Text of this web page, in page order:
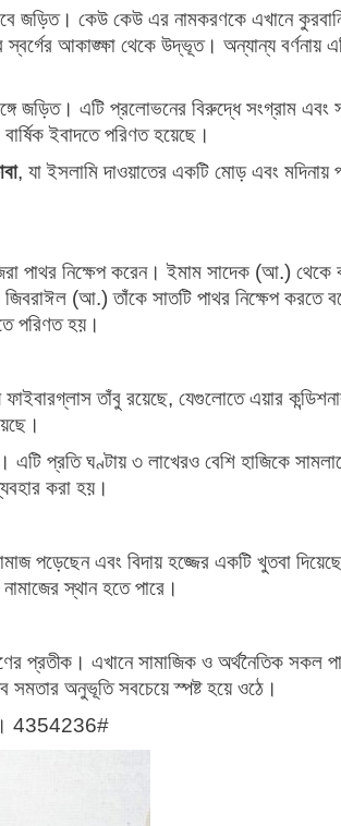
জড়িত। কেউ কেউ এর নামকরণকে এখানে
আকাঙ্ক্ষা থেকে উদ্ভূত। অন্যান্য বর্ণনায়
জড়িত। এটি প্রলোভনের বিরুদ্ধে সংগ্রাম এবং
ইবাদতে পরিণত হয়েছে।
, যা ইসলামি দাওয়াতের একটি মোড় এবং মদিনায়
পাথর নিক্ষেপ করেন। ইমাম সাদেক (আ.) থেকে
(আ.) তাঁকে সাতটি পাথর নিক্ষেপ করতে
পরিণত হয়।
ফাইবারগ্লাস তাঁবু রয়েছে, যেগুলোতে এয়ার
এটি প্রতি ঘণ্টায় ৩ লাখেরও বেশি হাজিকে
করা হয়।
পড়েছেন এবং বিদায় হজ্জের একটি খুতবা
স্থান হতে পারে।
প্রতীক। এখানে সামাজিক ও অর্থনৈতিক সকল
সমতার অনুভূতি সবচেয়ে স্পষ্ট হয়ে ওঠে।
4354236#